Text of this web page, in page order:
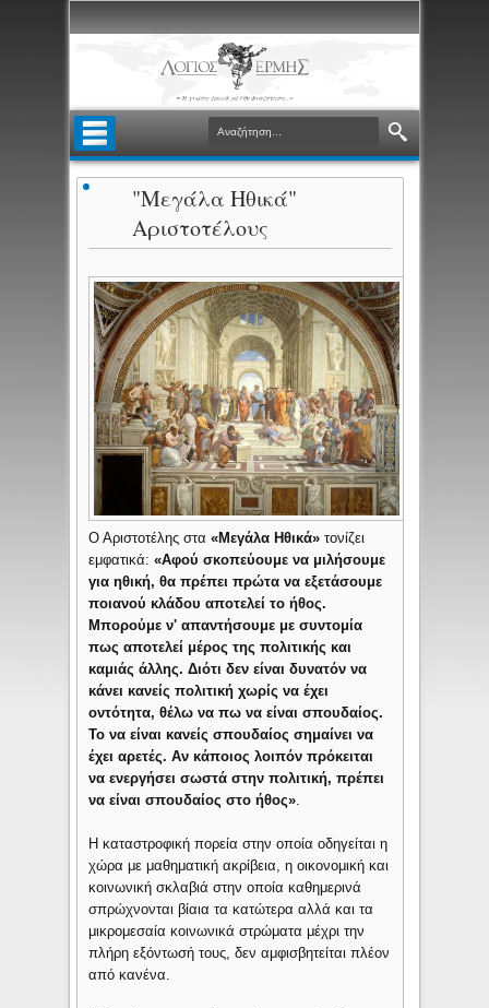
"Μεγάλα Ηθικά"
Αριστοτέλους
Ο Αριστοτέλης στα«Μεγάλα Ηθικά» τονίζει
εμφατικά:«Αφού σκοπεύουμε να μιλήσουμε
για ηθική, θα πρέπει πρώτα να εξετάσουμε
ποιανού κλάδου αποτελεί το ήθος.
Μπορούμε ν' απαντήσουμε με συντομία
πως αποτελεί μέρος της πολιτικής και
καμιάς άλλης. Διότι δεν είναι δυνατόν να
κάνει κανείς πολιτική χωρίς να έχει
οντότητα, θέλω να πω να είναι σπουδαίος.
Το να είναι κανείς σπουδαίος σημαίνει να
έχει αρετές. Αν κάποιος λοιπόν πρόκειται
να ενεργήσει σωστά στην πολιτική, πρέπει
να είναι σπουδαίος στο ήθος»
Η καταστροφική πορεία στην οποία οδηγείται η
χώρα με μαθηματική ακρίβεια, η οικονομική και
κοινωνική σκλαβιά στην οποία καθημερινά
σπρώχνονται βίαια τα κατώτερα αλλά και τα
μικρομεσαία κοινωνικά στρώματα μέχρι την
πλήρη εξόντωσή τους, δεν αμφισβητείται πλέον
από κανένα.